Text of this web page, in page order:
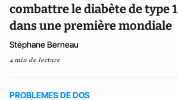
combattre le diabète de type 1
dans une première mondiale
Stéphane Berneau
4 min de lecture
PROBLEMES DE DOS